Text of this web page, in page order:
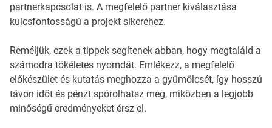
partnerkapcsolat is. A megfelelő partner kiválasztása
kulcsfontosságú a projekt sikeréhez.
Reméljük, ezek a tippek segítenek abban, hogy megtaláld a
számodra tökéletes nyomdát. Emlékezz, a megfelelő
előkészület és kutatás meghozza a gyümölcsét, így hosszú
távon időt és pénzt spórolhatsz meg, miközben a legjobb
minőségű eredményeket érsz el.